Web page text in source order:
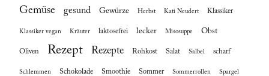
Gemüse gesund Gewürze Herbst Kati Neudert Klassiker
Klassiker vegan Kräuter laktosefrei lecker Misosuppe Obst
Oliven Rezept Rezepte Rohkost Salat Salbei scharf
Schlemmen Schokolade Smoothie Sommer Sommerrollen Spargel